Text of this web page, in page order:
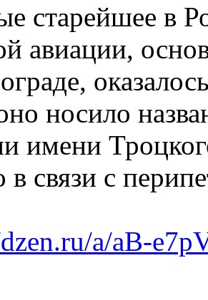
старейшее в
авиации,
носило
имени
в связи с
a/aB-